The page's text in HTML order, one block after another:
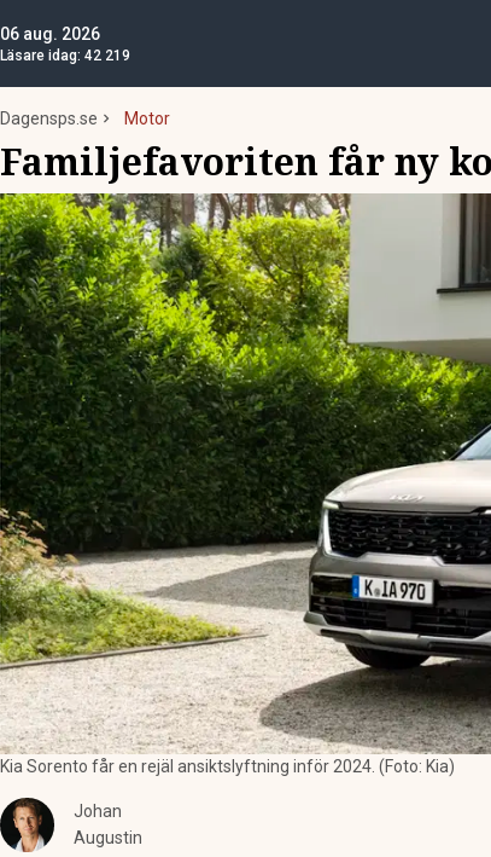
06 aug. 2026
Läsare idag: 42 219
Dagensps.se Motor
Familjefavoriten får ny
Kia Sorento får en rejäl ansiktslyftning inför 2024. (Foto: Kia)
Johan
Augustin